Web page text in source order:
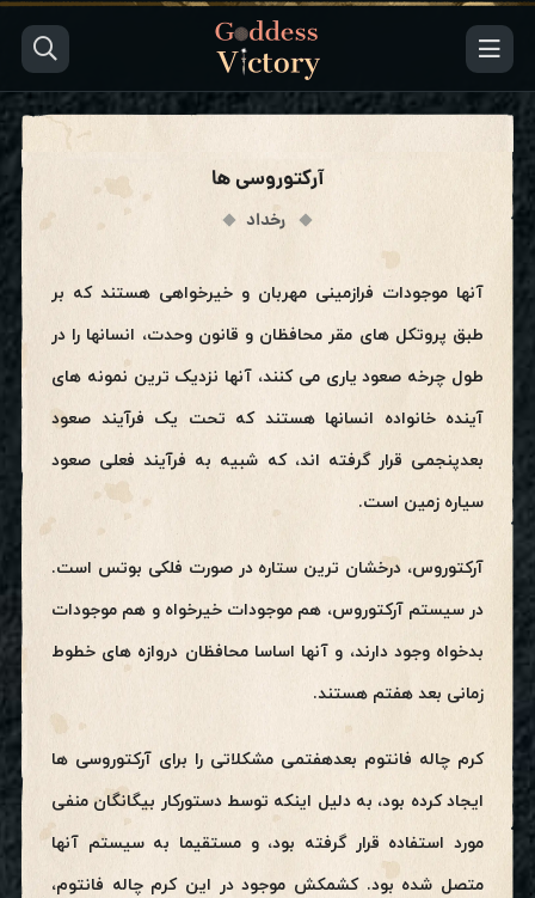
آرکتوروسی ها
رخداد
آنها موجودات فرازمینی مهربان و خیرخواهی هستند که بر
طبق پروتکل های مقر محافظان و قانون وحدت، انسانها را در
طول چرخه صعود یاری می کنند، آنها نزدیک ترین نمونه های
آینده خانواده انسانها هستند که تحت یک فرآیند صعود
بعدپنجمی قرار گرفته اند، که شبیه به فرآیند فعلی صعود
سیاره زمین است.
آرکتوروس، درخشان ترین ستاره در صورت فلکی بوتس است.
در سیستم آرکتوروس، هم موجودات خیرخواه و هم موجودات
بدخواه وجود دارند، و آنها اساسا محافظان دروازه های خطوط
زمانی بعد هفتم هستند.
کرم چاله فانتوم بعدهفتمی مشکلاتی را برای آرکتوروسی ها
ایجاد کرده بود، به دلیل اینکه توسط دستورکار بیگانگان منفی
مورد استفاده قرار گرفته بود، و مستقیما به سیستم آنها
متصل شده بود. کشمکش موجود در این کرم چاله فانتوم،